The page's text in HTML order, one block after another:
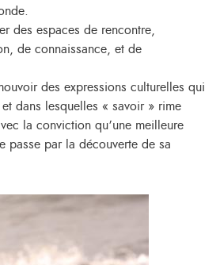
des espaces de rencontre,
de connaissance, et de
des expressions culturelles qui
dans lesquelles « savoir » rime
la conviction qu’une meilleure
passe par la découverte de sa